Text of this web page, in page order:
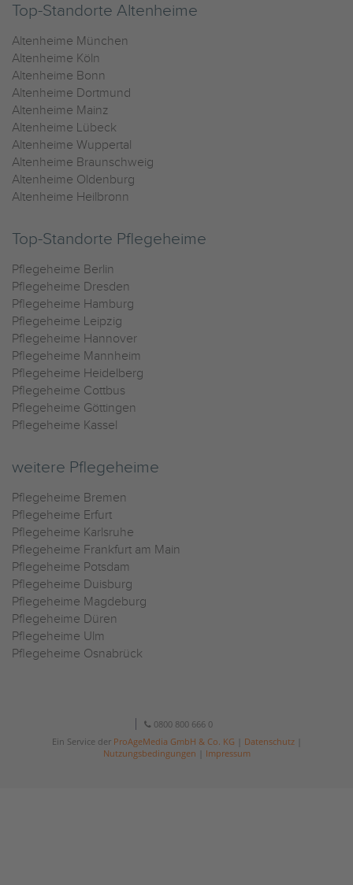
Top-Standorte Altenheime
Altenheime München
Altenheime Köln
Altenheime Bonn
Altenheime Dortmund
Altenheime Mainz
Altenheime Lübeck
Altenheime Wuppertal
Altenheime Braunschweig
Altenheime Oldenburg
Altenheime Heilbronn
Top-Standorte Pflegeheime
Pflegeheime Berlin
Pflegeheime Dresden
Pflegeheime Hamburg
Pflegeheime Leipzig
Pflegeheime Hannover
Pflegeheime Mannheim
Pflegeheime Heidelberg
Pflegeheime Cottbus
Pflegeheime Göttingen
Pflegeheime Kassel
weitere Pflegeheime
Pflegeheime Bremen
Pflegeheime Erfurt
Pflegeheime Karlsruhe
Pflegeheime Frankfurt am Main
Pflegeheime Potsdam
Pflegeheime Duisburg
Pflegeheime Magdeburg
Pflegeheime Düren
Pflegeheime Ulm
Pflegeheime Osnabrück
0800 800 666 0
Ein Service der ProAgeMedia GmbH & Co. KG Datenschutz|
Nutzungsbedingungen
Impressum